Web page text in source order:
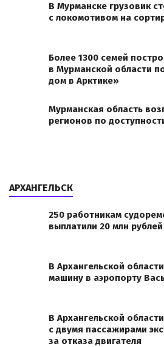
В Мурманске грузовик
с локомотивом на
Более 1300 семей
в Мурманской области
дом в Арктике»
Мурманская область
регионов по
АРХАНГЕЛЬСК
250 работникам
выплатили 20 млн
В Архангельской
машину в аэропорту
В Архангельской
с двумя пассажирами
за отказа двигателя